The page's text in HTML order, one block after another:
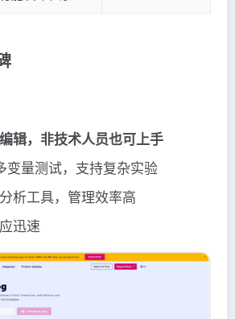
辑，非技术人员也可上手
变量测试，支持复杂实验
析工具，管理效率高
迅速